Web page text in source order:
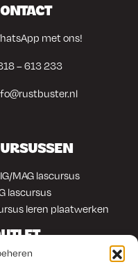
met ons!
– 613 233
MAG lascursus
lascursus
leren plaatwerken